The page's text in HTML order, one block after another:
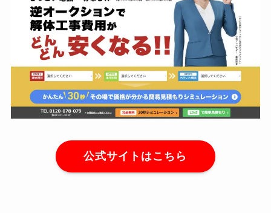
公式サイトはこちら